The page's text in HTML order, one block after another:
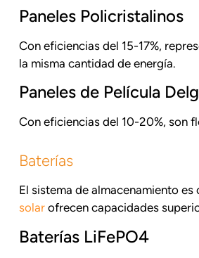
Paneles Policristalinos
Con eficiencias del 15-17%,
la misma cantidad de energía.
Paneles de Película
Con eficiencias del 10-20%, son
Baterías
El sistema de almacenamiento
solar ofrecen capacidades
Baterías LiFePO4